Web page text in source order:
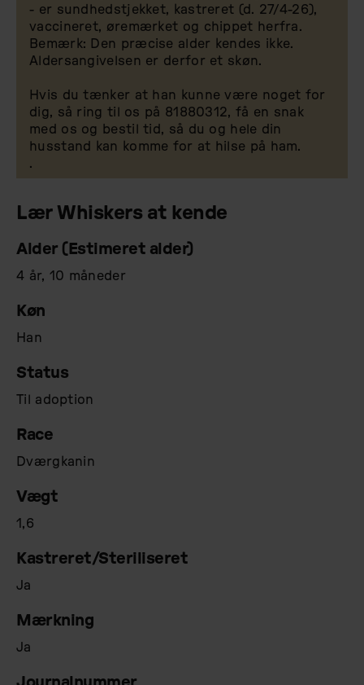
- er sundhedstjekket, kastreret (d. 27/4-26),
vaccineret, øremærket og chippet herfra.
Bemærk: Den præcise alder kendes ikke.
Aldersangivelsen er derfor et skøn.
Hvis du tænker at han kunne være noget for
dig, så ring til os på 81880312, få en snak
med os og bestil tid, så du og hele din
husstand kan komme for at hilse på ham.
.
Lær Whiskers at kende
Alder (Estimeret alder)
4 år, 10 måneder
Køn
Han
Status
Til adoption
Race
Dværgkanin
Vægt
1,6
Kastreret/Steriliseret
Ja
Mærkning
Ja